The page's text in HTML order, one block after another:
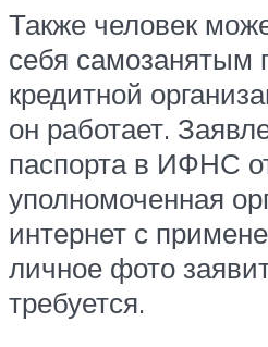
Также человек
себя самозанятым
кредитной
он работает.
паспорта в ИФНС
уполномоченная
интернет с
личное фото
требуется.